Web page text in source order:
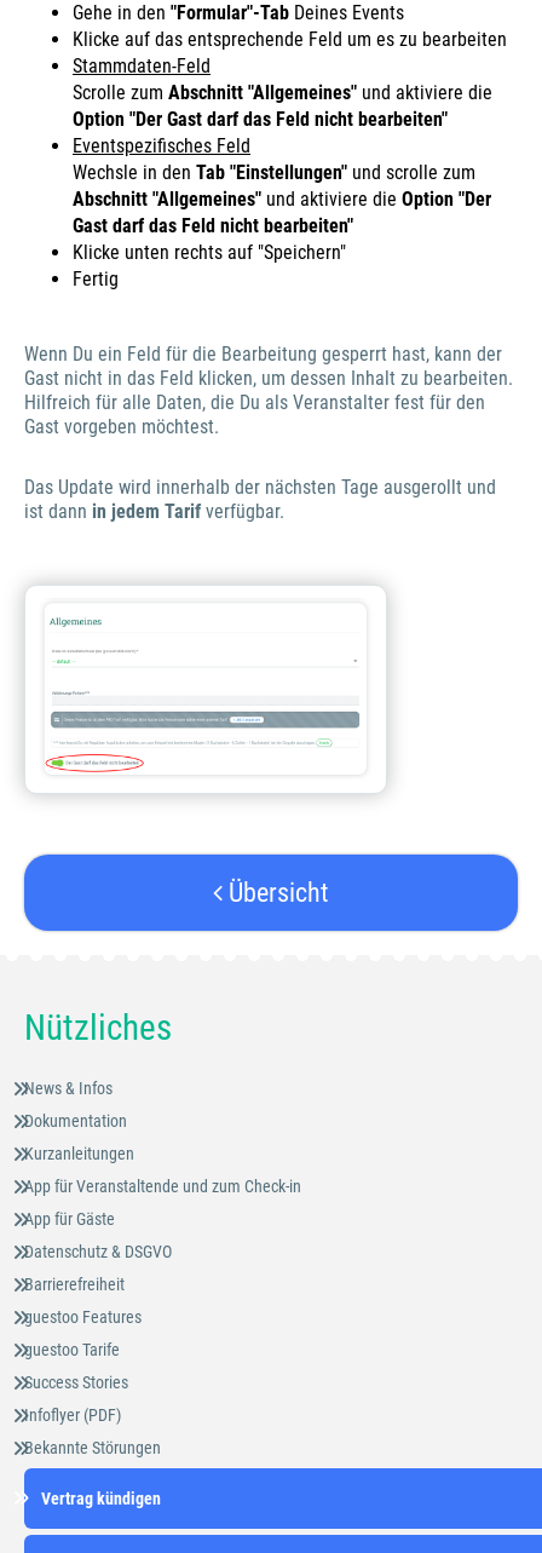
Gehe in den "Formular"-Tab Deines Events
Klicke auf das entsprechende Feld um es zu bearbeiten
Stammdaten-Feld
Scrolle zum Abschnitt "Allgemeines" und aktiviere die
Option "Der Gast darf das Feld nicht bearbeiten"
Eventspezifisches Feld
Wechsle in den Tab "Einstellungen" und scrolle zum
Abschnitt "Allgemeines" und aktiviere die Option "Der
Gast darf das Feld nicht bearbeiten"
Klicke unten rechts auf "Speichern"
Fertig
Wenn Du ein Feld für die Bearbeitung gesperrt hast, kann der
Gast nicht in das Feld klicken, um dessen Inhalt zu bearbeiten.
Hilfreich für alle Daten, die Du als Veranstalter fest für den
Gast vorgeben möchtest.
Das Update wird innerhalb der nächsten Tage ausgerollt und
ist dann in jedem Tarif verfügbar.
Übersicht
Nützliches
News & Infos
Dokumentation
Kurzanleitungen
App für Veranstaltende und zum Check-in
App für Gäste
Datenschutz & DSGVO
Barrierefreiheit
guestoo Features
guestoo Tarife
Success Stories
Infoflyer (PDF)
Bekannte Störungen
Vertrag kündigen